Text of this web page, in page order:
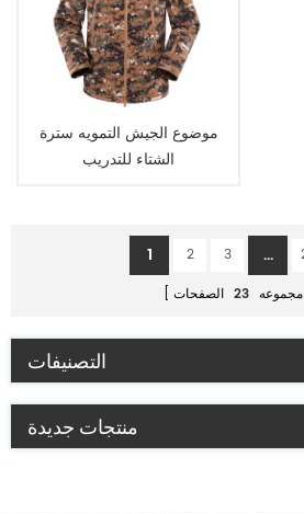
موضوع الجيش التمويه سترة
الشتاء للتدريب
1 2 3 ...
23 الصفحات
التصنيفات
منتجات جديدة